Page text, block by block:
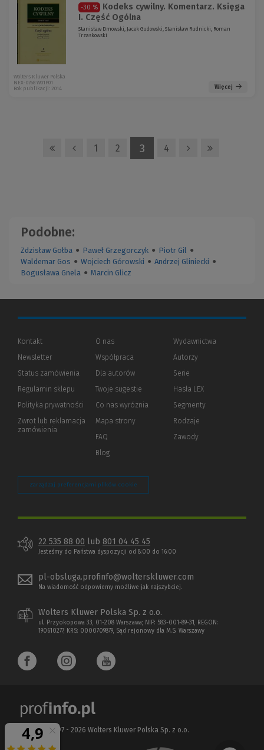
-30 %
Kodeks cywilny. Komentarz. Księga
I. Część Ogólna
Stanisław Dmowski, Jacek Gudowski, Stanisław Rudnicki, Roman
Trzaskowski
Więcej
Wolters Kluwer Polska
NEX-0768 W01P01
Rok publikacji: 2014
1 2 3 4
Podobne:
Zdzisław Gołba ● Paweł Grzegorczyk ● Piotr Gil ●
Waldemar Gos ● Wojciech Górowski ● Andrzej Gliniecki ●
Bogusława Gnela ● Marcin Glicz
Kontakt
Newsletter
Status zamówienia
Regulamin sklepu
Polityka prywatności (Nowe
(Link
innej
Zwrot lub reklamacja
zamówienia
O nas
Współpraca
Dla autorów(Nowe
(Link
innej
strony)
Twoje sugestie
Co nas wyróżnia
Mapa strony
FAQ
Blog
Wydawnictwa
Autorzy
Serie
Hasła LEX
Segmenty
Rodzaje
Zawody
Zarządzaj preferencjami plików cookie
22 535 88 00 lub 801 04 45 45
Jesteśmy do Państwa dyspozycji od 8:00 do 16:00
pl-obsluga.profinfo@wolterskluwer.com
Na wiadomość odpowiemy możliwe jak najszybciej.
Wolters Kluwer Polska Sp. z o.o.
ul. Przyokopowa 33, 01-208 Warszawa; NIP: 583-001-89-31, REGON:
190610277, KRS: 0000709879, Sąd rejonowy dla M.S. Warszawy
Copyright 1997 - 2026 Wolters Kluwer Polska Sp. z o.o.